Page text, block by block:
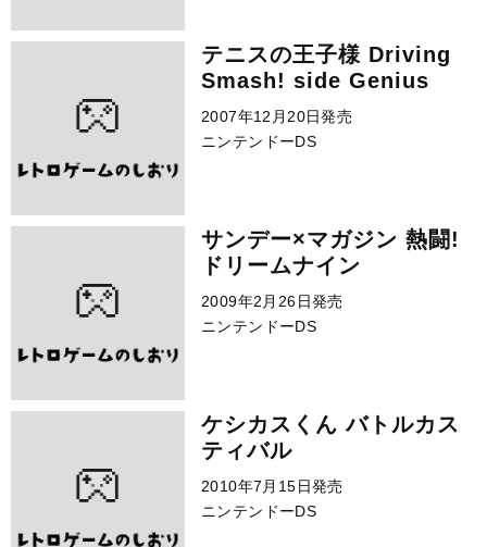
テニスの王子様 Driving
Smash! side Genius
2007年12月20日発売
ニンテンドーDS
サンデー×マガジン 熱闘!
ドリームナイン
2009年2月26日発売
ニンテンドーDS
ケシカスくん バトルカス
ティバル
2010年7月15日発売
ニンテンドーDS